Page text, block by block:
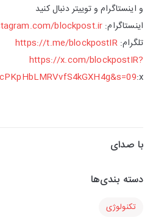
و اینستاگرام و توییتر دنبال کنید
اینستاگرام: blockpost.ir/
تلگرام:https://t.me/blockpostIR
https://x.com/blockpostIR?
:x
با صدای
دسته بندی‌ها
تکنولوژی